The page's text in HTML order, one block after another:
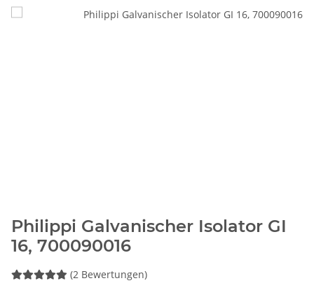
Philippi Galvanischer Isolator GI
16, 700090016
(2 Bewertungen)